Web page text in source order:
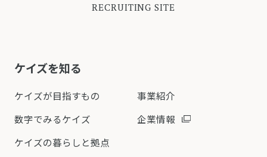
RECRUITING SITE
ケイズを知る
ケイズが目指すもの
事業紹介
数字でみるケイズ
企業情報
ケイズの暮らしと拠点